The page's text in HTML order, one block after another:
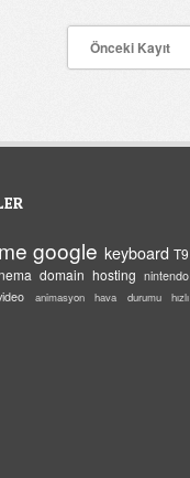
Önceki Kayıt
google keyboard T9
domain hosting nintendo
animasyon hava durumu hızlı